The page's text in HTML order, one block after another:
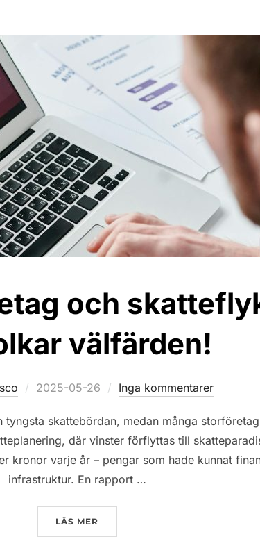
och
välfärden!
Publicerat
2025-05-26 Inga kommentarer
skattebördan, medan många
där vinster förflyttas till
kronor varje år – pengar som hade kunnat
infrastruktur. En rapport …
LÄS MER